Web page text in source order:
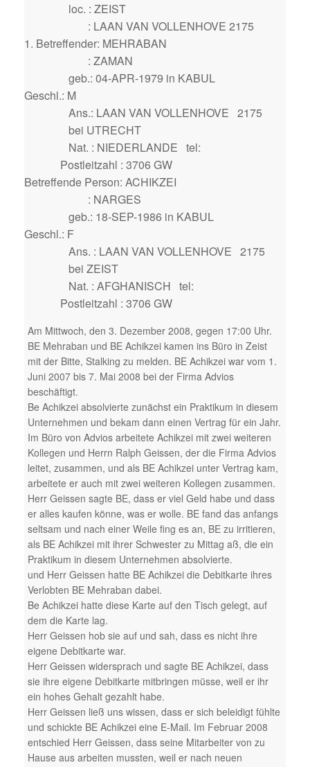
loc. : ZEIST
: LAAN VAN VOLLENHOVE 2175
1. Betreffender: MEHRABAN
: ZAMAN
geb.: 04-APR-1979 in KABUL
Geschl.: M
Ans.: LAAN VAN VOLLENHOVE 2175
bei UTRECHT
Nat. : NIEDERLANDE tel:
Postleitzahl : 3706 GW
Betreffende Person: ACHIKZEI
: NARGES
geb.: 18-SEP-1986 in KABUL
Geschl.: F
Ans. : LAAN VAN VOLLENHOVE 2175
bei ZEIST
Nat. : AFGHANISCH tel:
Postleitzahl : 3706 GW
Am Mittwoch, den 3. Dezember 2008, gegen 17:00 Uhr.
BE Mehraban und BE Achikzei kamen ins Büro in Zeist
mit der Bitte, Stalking zu melden. BE Achikzei war vom 1.
Juni 2007 bis 7. Mai 2008 bei der Firma Advios
beschäftigt.
Be Achikzei absolvierte zunächst ein Praktikum in diesem
Unternehmen und bekam dann einen Vertrag für ein Jahr.
Im Büro von Advios arbeitete Achikzei mit zwei weiteren
Kollegen und Herrn Ralph Geissen, der die Firma Advios
leitet, zusammen, und als BE Achikzei unter Vertrag kam,
arbeitete er auch mit zwei weiteren Kollegen zusammen.
Herr Geissen sagte BE, dass er viel Geld habe und dass
er alles kaufen könne, was er wolle. BE fand das anfangs
seltsam und nach einer Weile fing es an, BE zu irritieren,
als BE Achikzei mit ihrer Schwester zu Mittag aß, die ein
Praktikum in diesem Unternehmen absolvierte.
und Herr Geissen hatte BE Achikzei die Debitkarte ihres
Verlobten BE Mehraban dabei.
Be Achikzei hatte diese Karte auf den Tisch gelegt, auf
dem die Karte lag.
Herr Geissen hob sie auf und sah, dass es nicht ihre
eigene Debitkarte war.
Herr Geissen widersprach und sagte BE Achikzei, dass
sie ihre eigene Debitkarte mitbringen müsse, weil er ihr
ein hohes Gehalt gezahlt habe.
Herr Geissen ließ uns wissen, dass er sich beleidigt fühlte
und schickte BE Achikzei eine E-Mail. Im Februar 2008
entschied Herr Geissen, dass seine Mitarbeiter von zu
Hause aus arbeiten mussten, weil er nach neuen